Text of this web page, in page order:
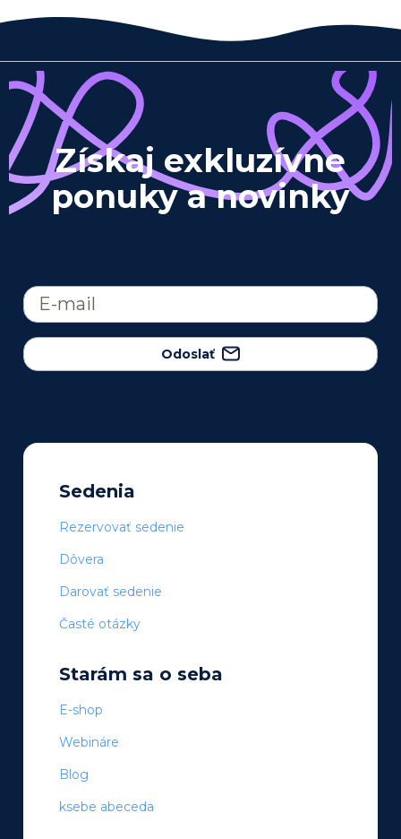
Získaj exkluzívne
ponuky a novinky
Odoslať
Sedenia
Rezervovať sedenie
Dôvera
Darovať sedenie
Časté otázky
Starám sa o seba
E-shop
Webináre
Blog
ksebe abeceda